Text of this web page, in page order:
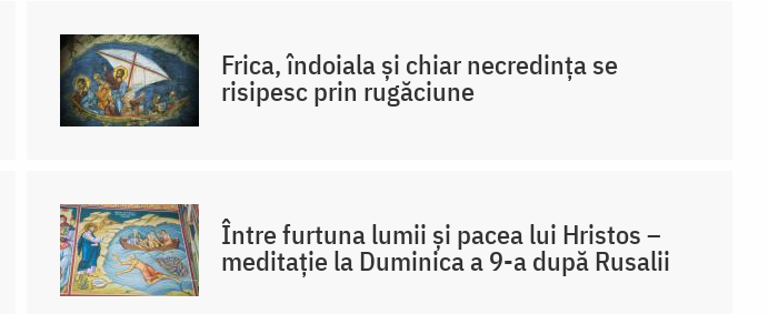
Frica, îndoiala și chiar necredința se
risipesc prin rugăciune
Între furtuna lumii și pacea lui Hristos –
meditație la Duminica a 9-a după Rusalii